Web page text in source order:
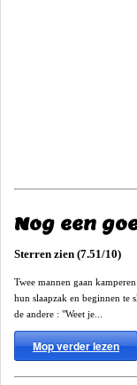
Nog een
Sterren zien (7.51/10)
Twee mannen gaan
hun slaapzak en beginnen te
de andere : "Weet je...
Mop verder lezen